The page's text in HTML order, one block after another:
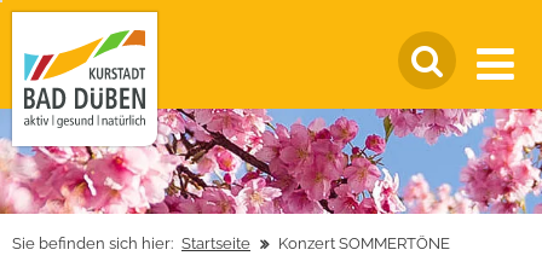
Sie befinden sich hier: Startseite Konzert SOMMERTÖNE